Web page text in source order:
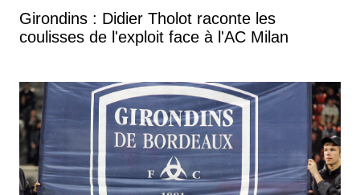
Girondins : Didier Tholot raconte les
coulisses de l'exploit face à l'AC Milan